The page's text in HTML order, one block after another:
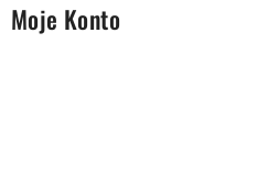
Moje Konto